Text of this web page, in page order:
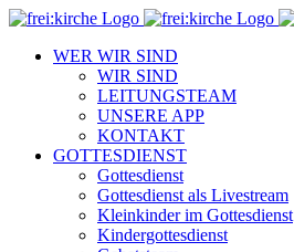
Zum
springenWER WIR SIND
WIR SIND
LEITUNGSTEAM
UNSERE APP
KONTAKT
GOTTESDIENST
Gottesdienst
Gottesdienst als Livestream
Kleinkinder im Gottesdienst
Kindergottesdienst